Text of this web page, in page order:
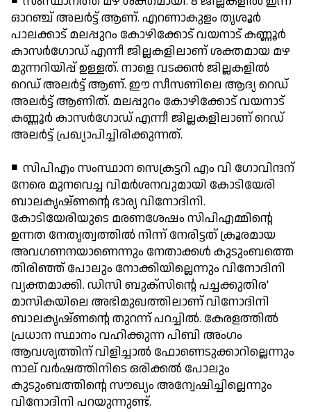
ഓറഞ്ച് അലര്‍ട്ട് ആണ്. എറണാകുളം തൃശൂര്‍
പാലക്കാട് മലപ്പുറം കോഴിക്കോട് വയനാട് കണ്ണൂര്‍
കാസര്‍ഗോഡ് എന്നീ ജില്ലകളിലാണ് ശക്തമായ മഴ
മുന്നറിയിപ്പ് ഉള്ളത്. നാളെ വടക്കന്‍ ജില്ലകളില്‍
റെഡ് അലര്‍ട്ട് ആണ്. ഈ സീസണിലെ ആദ്യ റെഡ്
അലര്‍ട്ട് ആണിത്. മലപ്പുറം കോഴിക്കോട് വയനാട്
കണ്ണൂര്‍ കാസര്‍ഗോഡ് എന്നീ ജില്ലകളിലാണ് റെഡ്
അലര്‍ട്ട് പ്രഖ്യാപിച്ചിരിക്കുന്നത്.
◾ സിപിഎം സംസ്ഥാന സെക്രട്ടറി എം വി ഗോവിന്ദന്
നേരെ മുനവെച്ച വിമര്‍ശനവുമായി കോടിയേരി
ബാലകൃഷ്ണന്റെ ഭാര്യ വിനോദിനി.
കോടിയേരിയുടെ മരണശേഷം സിപിഎമ്മിന്റെ
ഉന്നത നേതൃത്വത്തില്‍ നിന്ന് നേരിട്ടത് ക്രൂരമായ
അവഗണനയാണെന്നും നേതാക്കള്‍ കുടുംബത്തെ
തിരിഞ്ഞ് പോലും നോക്കിയില്ലെന്നും വിനോദിനി
വ്യക്തമാക്കി. ഡിസി ബുക്‌സിന്റെ പച്ചക്കുതിര'
മാസികയിലെ അഭിമുഖത്തിലാണ് വിനോദിനി
ബാലകൃഷ്ണന്റെ തുറന്ന് പറച്ചില്‍. കേരളത്തില്‍
പ്രധാന സ്ഥാനം വഹിക്കുന്ന പിബി അംഗം
ആവശ്യത്തിന് വിളിച്ചാല്‍ ഫോണെടുക്കാറില്ലെന്നും
നാല് വര്‍ഷത്തിനിടെ ഒരിക്കല്‍ പോലും
കുടുംബത്തിന്റെ സൗഖ്യം അന്വേഷിച്ചില്ലെന്നും
വിനോദിനി പറയുന്നുണ്ട്.